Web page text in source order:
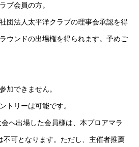
ブ会員の方。
団法人太平洋クラブの理事会承認を得
ウンドの出場権を得られます。予めご
加できません。
トリーは可能です。
へ出場した会員様は、本プロアマラ
不可となります。ただし、主催者推薦